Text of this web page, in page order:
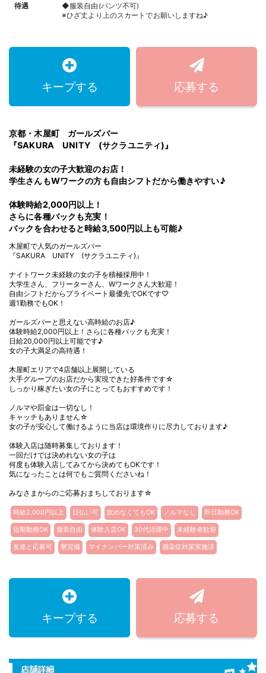
待遇
◆服装自由(パンツ不可)
※ひざ丈より上のスカートでお願いしますね♪
キープする 応募する
京都・木屋町 ガールズバー
『SAKURA UNITY (サクラユニティ)』
未経験の女の子大歓迎のお店！
学生さんもWワークの方も自由シフトだから働きやすい♪
体験時給2,000円以上！
さらに各種バックも充実！
バックを合わせると時給3,500円以上も可能♪
木屋町で人気のガールズバー
『SAKURA UNITY (サクラユニティ)』
ナイトワーク未経験の女の子を積極採用中！
大学生さん、フリーターさん、Wワークさん大歓迎！
自由シフトだからプライベート最優先でOKです♡
週1勤務でもOK！
ガールズバーと思えない高時給のお店♪
体験時給2,000円以上！さらに各種バックも充実！
日給20,000円以上可能です♪
女の子大満足の高待遇！
木屋町エリアで4店舗以上展開している
大手グループのお店だから実現できた好条件です☆
しっかり稼ぎたい女の子にとってもおすすめです！
ノルマや罰金は一切なし！
キャッチもありません☆
女の子が安心して働けるように当店は環境作りに尽力しております♪
体験入店は随時募集しております！
一回だけでは決めれない女の子は
何度も体験入店してみてから決めてもOKです！
気になったことは何でもご質問くださいね！
みなさまからのご応募おまちしております☆
時給2,000円以上 日払い可 飲めなくてもOK ノルマなし 即日勤務OK
短期勤務OK 服装自由 体験入店OK 30代活躍中 未経験者歓迎
友達と応募可 寮完備 マイナンバー対策済み 感染症対策実施済
キープする 応募する
店舗詳細